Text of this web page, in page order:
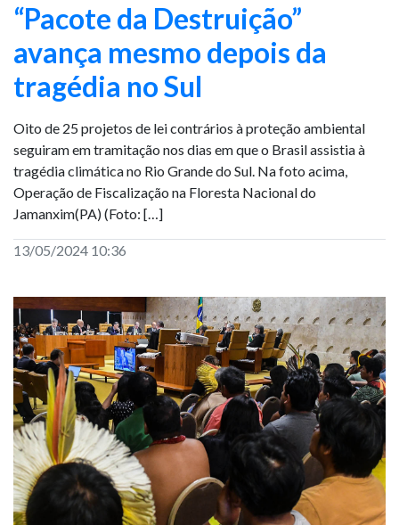
“Pacote da Destruição”
avança mesmo depois da
tragédia no Sul
Oito de 25 projetos de lei contrários à proteção ambiental
seguiram em tramitação nos dias em que o Brasil assistia à
tragédia climática no Rio Grande do Sul. Na foto acima,
Operação de Fiscalização na Floresta Nacional do
Jamanxim(PA) (Foto: […]
13/05/2024 10:36